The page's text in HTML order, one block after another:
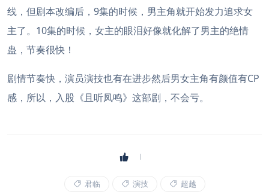
线，但剧本改编后，9集的时候，男主角就开始发力追求女
主了。10集的时候，女主的眼泪好像就化解了男主的绝情
蛊，节奏很快！
剧情节奏快，演员演技也有在进步然后男女主角有颜值有CP
感，所以，入股《且听凤鸣》这部剧，不会亏。
君临 演技 超越